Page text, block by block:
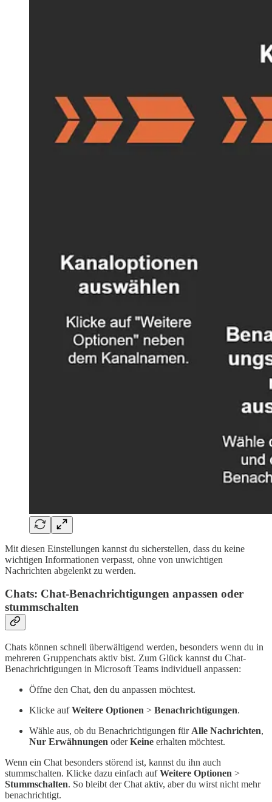
Mit diesen Einstellungen kannst du sicherstellen, dass du keine
wichtigen Informationen verpasst, ohne von unwichtigen
Nachrichten abgelenkt zu werden.
Chats: Chat-Benachrichtigungen anpassen oder
stummschalten
Chats können schnell überwältigend werden, besonders wenn du in
mehreren Gruppenchats aktiv bist. Zum Glück kannst du Chat-
Benachrichtigungen in Microsoft Teams individuell anpassen:
Öffne den Chat, den du anpassen möchtest.
Klicke aufWeitere Optionen > Benachrichtigungen.
Wähle aus, ob du Benachrichtigungen für Alle Nachrichten,
Nur Erwähnungen oderKeine erhalten möchtest.
Wenn ein Chat besonders störend ist, kannst du ihn auch
stummschalten. Klicke dazu einfach aufWeitere Optionen >
Stummschalten. So bleibt der Chat aktiv, aber du wirst nicht mehr
benachrichtigt.